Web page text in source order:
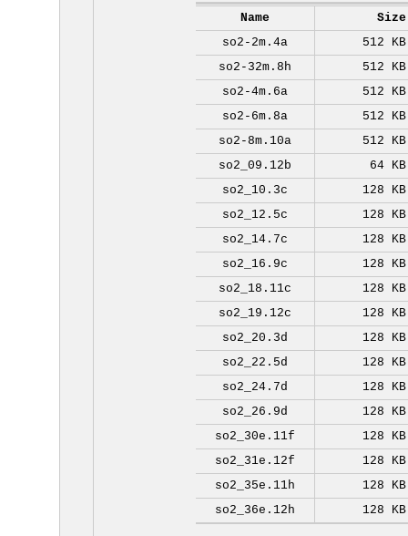
Name
Size
so2-2m.4a
512 KB
so2-32m.8h
512 KB
so2-4m.6a
512 KB
so2-6m.8a
512 KB
so2-8m.10a
512 KB
so2_09.12b
64 KB
so2_10.3c
128 KB
so2_12.5c
128 KB
so2_14.7c
128 KB
so2_16.9c
128 KB
so2_18.11c
128 KB
so2_19.12c
128 KB
so2_20.3d
128 KB
so2_22.5d
128 KB
so2_24.7d
128 KB
so2_26.9d
128 KB
so2_30e.11f
128 KB
so2_31e.12f
128 KB
so2_35e.11h
128 KB
so2_36e.12h
128 KB